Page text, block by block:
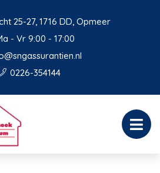
25-27, 1716 DD, Opmeer
- Vr 9:00 - 17:00
0226-354144